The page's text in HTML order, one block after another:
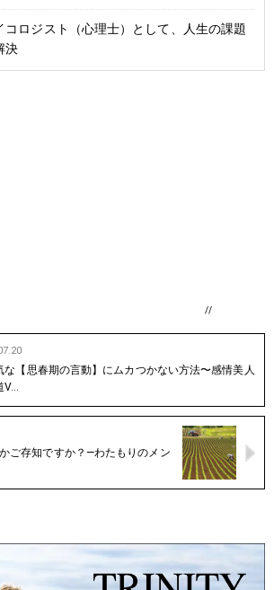
コロジスト（心理士）として、人生の課題
決
//
な【思春期の言動】にムカつかない方法〜感情美人
ご存知ですか？―わたもりのメン